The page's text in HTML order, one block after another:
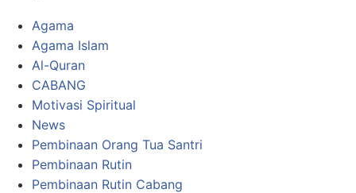
Agama
Agama Islam
Al-Quran
CABANG
Motivasi Spiritual
News
Pembinaan Orang Tua Santri
Pembinaan Rutin
Pembinaan Rutin Cabang